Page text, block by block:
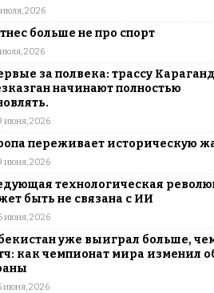
2026
больше не про спорт
2026
за полвека: трассу
начинают полностью
июня, 2026
переживает историческую
июня, 2026
технологическая
быть не связана с ИИ
июня, 2026
уже выиграл больше,
как чемпионат мира изменил
июня, 2026